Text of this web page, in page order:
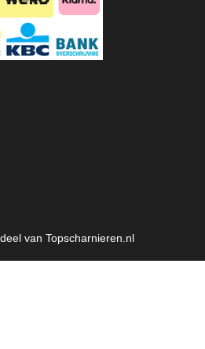
van Topscharnieren.nl